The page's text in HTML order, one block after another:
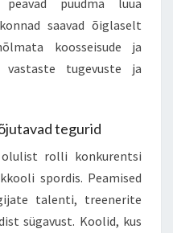
saavad õiglaselt
koosseisude ja
vastaste tugevuste ja
tegurid
rolli konkurentsi
spordis. Peamised
talenti, treenerite
sügavust. Koolid, kus